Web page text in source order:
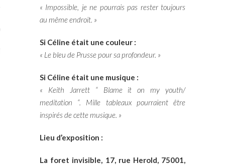
DON
« Impossible, je ne pourrais pas rester toujours
au même endroit. »
Si Céline était une couleur :
« Le bleu de Prusse pour sa profondeur. »
Si Céline était une musique :
« Keith Jarrett “ Blame it on my youth/
meditation “. Mille tableaux pourraient être
inspirés de cette musique. »
Lieu d’exposition :
La foret invisible, 17, rue Herold, 75001,